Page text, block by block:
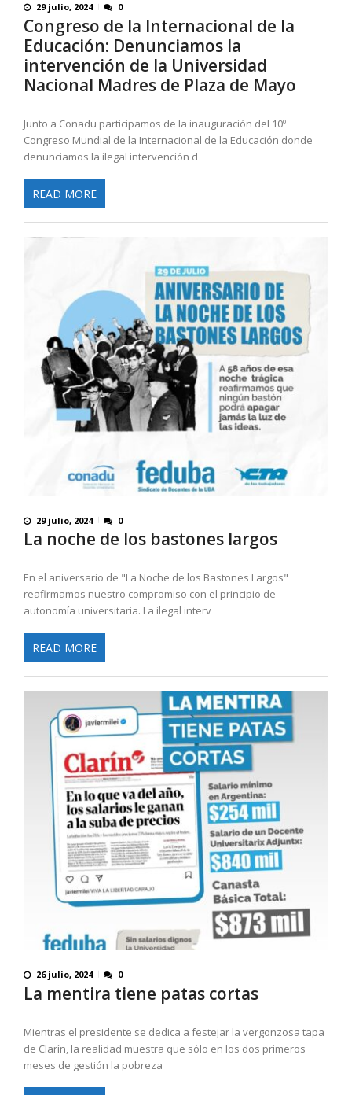
29 julio, 2024 0
Congreso de la Internacional de la
Educación: Denunciamos la
intervención de la Universidad
Nacional Madres de Plaza de Mayo
Junto a Conadu participamos de la inauguración del 10º
Congreso Mundial de la Internacional de la Educación donde
denunciamos la ilegal intervención d
READ MORE
29 julio, 2024 0
La noche de los bastones largos
En el aniversario de "La Noche de los Bastones Largos"
reafirmamos nuestro compromiso con el principio de
autonomía universitaria. La ilegal interv
READ MORE
26 julio, 2024 0
La mentira tiene patas cortas
Mientras el presidente se dedica a festejar la vergonzosa tapa
de Clarín, la realidad muestra que sólo en los dos primeros
meses de gestión la pobreza